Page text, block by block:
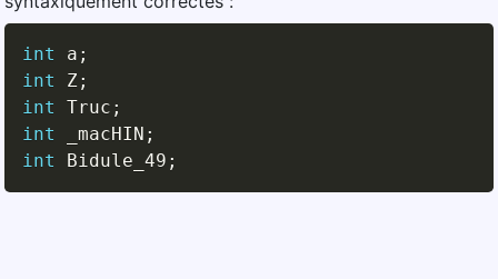
int a ;
int
Z;
int
Truc ;
int
_macHIN ;
int
Bidule_49 ;